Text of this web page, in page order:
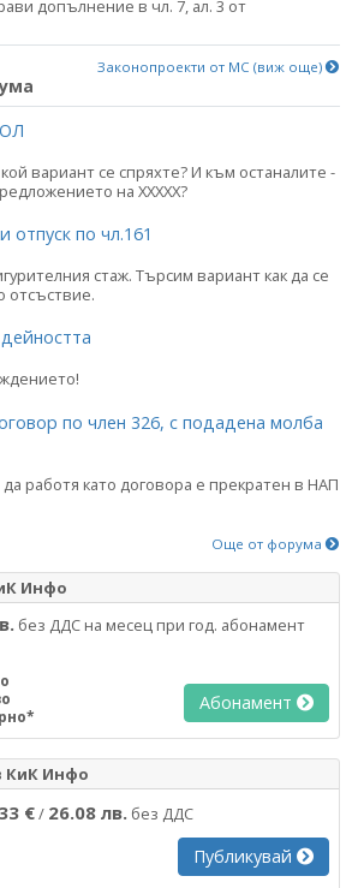
допълнение в чл. 7, ал. 3 от
Законопроекти от МС (виж още)
вариант се спряхте? И към останалите -
на ХХХХХ?
отпуск по чл.161
стаж. Търсим вариант как да се
отсъствие.
по член 326, с подадена молба
работя като договора е прекратен в НАП
Още от форума
Инфо
без ДДС на месец при год. абонамент
Абонамент
КиК Инфо
€/ 26.08 лв. без ДДС
Публикувай